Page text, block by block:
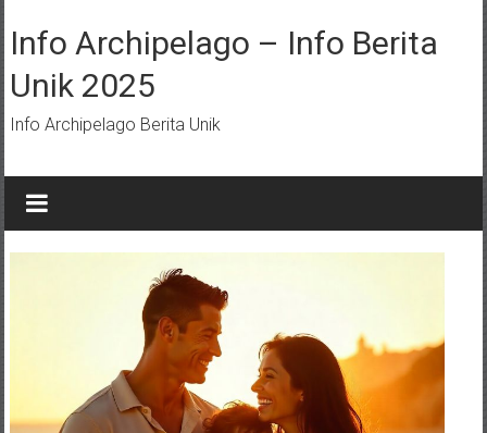
ke
konten
Info Archipelago – Info Berita
Unik 2025
Info Archipelago Berita Unik